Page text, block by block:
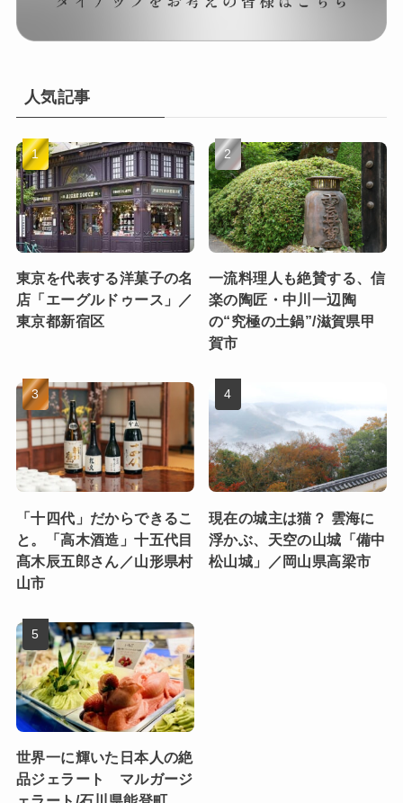
人気記事
東京を代表する洋菓子の名
店「エーグルドゥース」／
東京都新宿区
一流料理人も絶賛する、信
楽の陶匠・中川一辺陶
の“究極の土鍋”/滋賀県甲
賀市
「十四代」だからできるこ
と。「高木酒造」十五代目
髙木辰五郎さん／山形県村
山市
現在の城主は猫？ 雲海に
浮かぶ、天空の山城「備中
松山城」／岡山県高梁市
世界一に輝いた日本人の絶
品ジェラート マルガージ